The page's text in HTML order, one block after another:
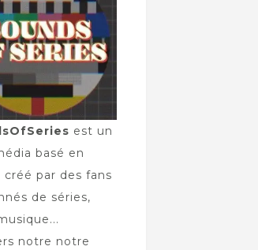
est un
basé en
créé par des fans
de séries,
notre notre